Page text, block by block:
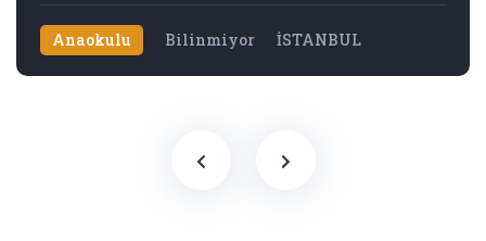
Anaokulu Bilinmiyor İSTANBUL